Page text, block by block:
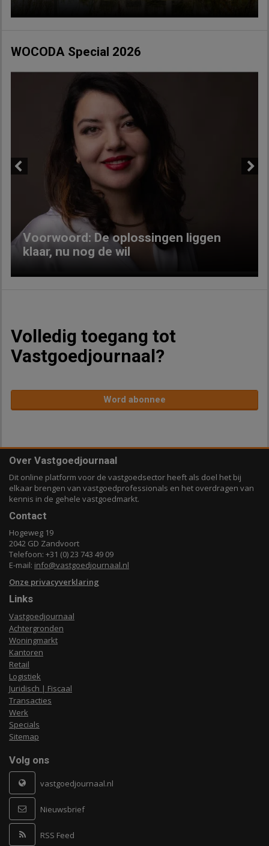
WOCODA Special 2026
Voorwoord: De oplossingen liggen
klaar, nu nog de wil
Volledig toegang tot
Vastgoedjournaal?
Word abonnee
Over Vastgoedjournaal
Dit online platform voor de vastgoedsector heeft als doel het bij
elkaar brengen van vastgoedprofessionals en het overdragen van
kennis in de gehele vastgoedmarkt.
Contact
Hogeweg 19
2042 GD Zandvoort
Telefoon: +31 (0) 23 743 49 09
E-mail: info@vastgoedjournaal.nl
Onze privacyverklaring
Links
Vastgoedjournaal
Achtergronden
Woningmarkt
Kantoren
Retail
Logistiek
Juridisch | Fiscaal
Transacties
Werk
Specials
Sitemap
Volg ons
vastgoedjournaal.nl
Nieuwsbrief
RSS Feed